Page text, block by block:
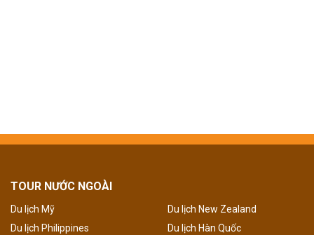
TOUR NƯỚC NGOÀI
Du lịch Mỹ
Du lịch New Zealand
Du lịch Philippines
Du lịch Hàn Quốc